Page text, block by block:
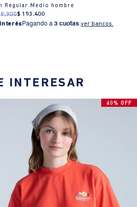
Regular Medio hombre
.900$ 153 .400
Pagando a3 cuotas.ver bancos.
INTERESAR
40% OFF